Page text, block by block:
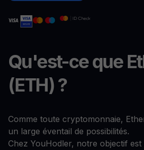
Qu'est-ce que
(ETH) ?
Comme toute cryptomonnaie,
un large éventail de possibilités.
Chez YouHodler, notre objectif